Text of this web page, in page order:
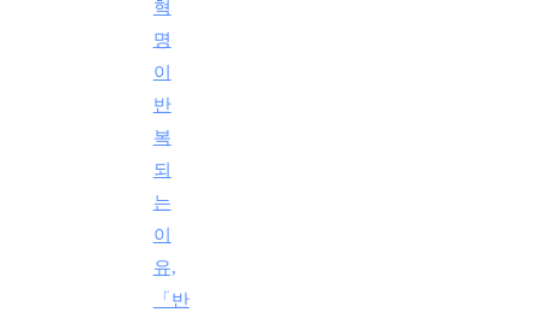
혁
명
이
반
복
되
는
이
유,
「반